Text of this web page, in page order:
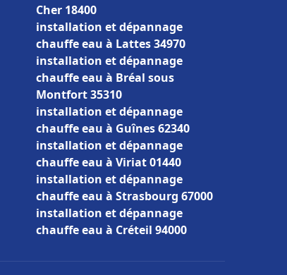
Cher 18400
installation et dépannage
chauffe eau à Lattes 34970
installation et dépannage
chauffe eau à Bréal sous
Montfort 35310
installation et dépannage
chauffe eau à Guînes 62340
installation et dépannage
chauffe eau à Viriat 01440
installation et dépannage
chauffe eau à Strasbourg 67000
installation et dépannage
chauffe eau à Créteil 94000